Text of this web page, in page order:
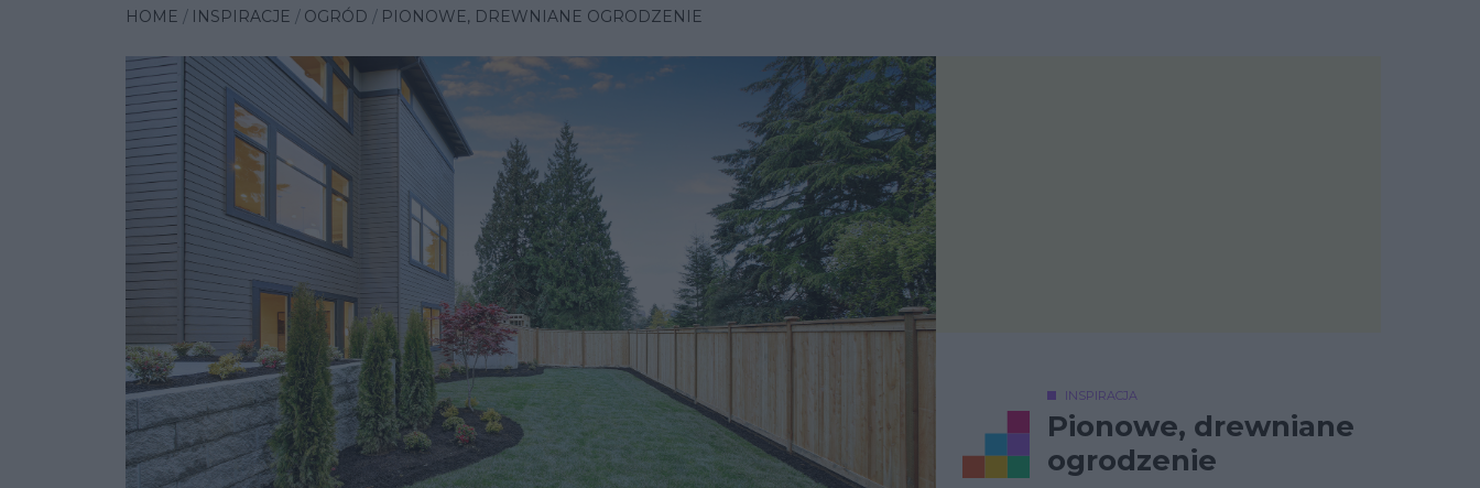
HOME INSPIRACJE OGRÓD PIONOWE, DREWNIANE OGRODZENIE
INSPIRACJA
Pionowe, drewniane
ogrodzenie